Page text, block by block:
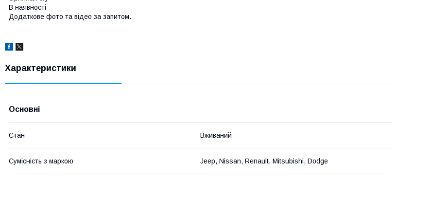
В наявності
Додаткове фото та відео за запитом.
Характеристики
Основні
Стан Вживаний
Сумісність з маркою Jeep, Nissan, Renault, Mitsubishi, Dodge